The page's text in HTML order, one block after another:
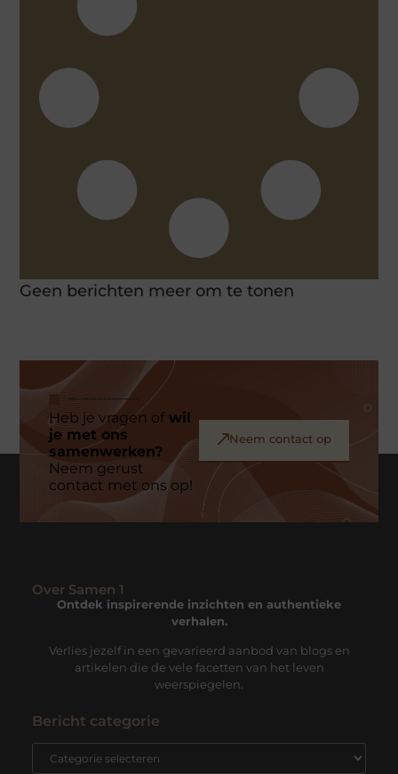
Geen berichten meer om te tonen
Heb je vragen ofwil
je met ons
samenwerken?
Neem gerust
contact met ons op!
Neem contact op
Over Samen 1
Ontdek inspirerende inzichten en authentieke
verhalen.
Verlies jezelf in een gevarieerd aanbod van blogs en
artikelen die de vele facetten van het leven
weerspiegelen.
Bericht categorie